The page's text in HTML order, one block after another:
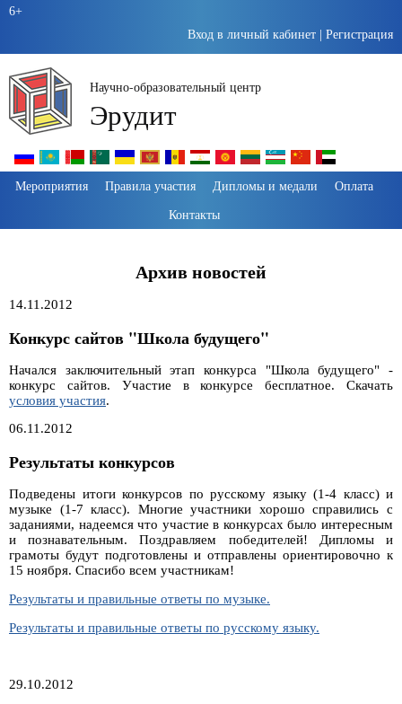
6+
Вход в личный кабинет
Регистрация
Научно-образовательный центр
Эрудит
Пропустить
навигацию
Мероприятия Правила участия Дипломы и медали
Оплата
Контакты
Архив новостей
14.11.2012
Конкурс сайтов "Школа будущего"
Начался заключительный этап конкурса "Школа будущего" -
конкурс сайтов. Участие в конкурсе бесплатное. Скачать
условия участия.
06.11.2012
Результаты конкурсов
Подведены итоги конкурсов по русскому языку (1-4 класс) и
музыке (1-7 класс). Многие участники хорошо справились с
заданиями, надеемся что участие в конкурсах было интересным
и познавательным. Поздравляем победителей! Дипломы и
грамоты будут подготовлены и отправлены ориентировочно к
15 ноября. Спасибо всем участникам!
Результаты и правильные ответы по музыке.
Результаты и правильные ответы по русскому языку.
29.10.2012